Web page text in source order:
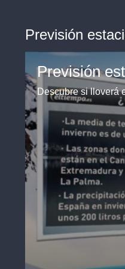
Previsión
Previsión
Descubre si lloverá